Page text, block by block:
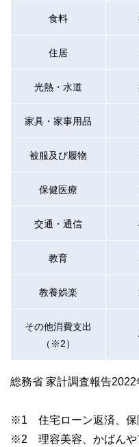
食料
住居
光熱・水道
家具・家事用品
被服及び履物
保健医療
交通・通信
教育
教養娯楽
その他消費支出
（※2）
総務省 家計調査報告
※1 住宅ローン返済、保
※2 理容美容、かばんや